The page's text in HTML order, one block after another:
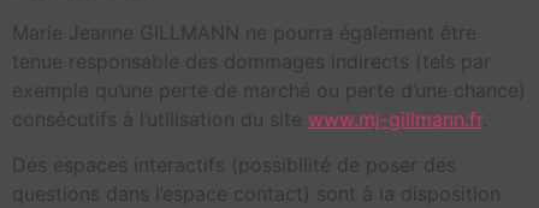
Marie Jeanne GILLMANN ne pourra également être
tenue responsable des dommages indirects (tels par
exemple qu’une perte de marché ou perte d’une chance)
consécutifs à l’utilisation du site www.mj-gillmann.fr.
Des espaces interactifs (possibilité de poser des
questions dans l’espace contact) sont à la disposition